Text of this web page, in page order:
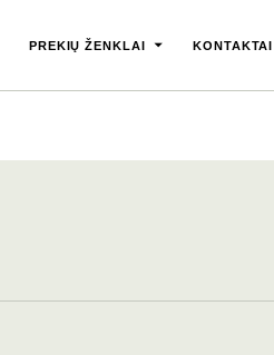
PREKIŲ ŽENKLAI KONTAKTAI